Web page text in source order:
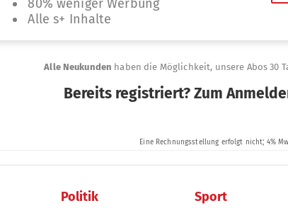
Politik Sport